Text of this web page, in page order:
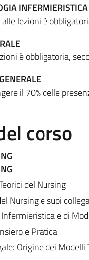
INFERMIERISTICA
lezioni è
è obbligatoria,
il 70% delle
corso
del Nursing
Nursing e suoi
e di
e Pratica
Origine dei Modelli